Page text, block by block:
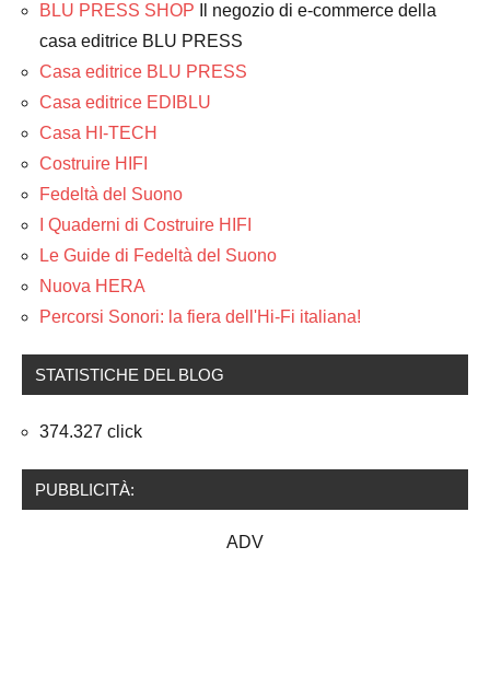
BLU PRESS SHOP Il negozio di e-commerce della
casa editrice BLU PRESS
Casa editrice BLU PRESS
Casa editrice EDIBLU
Casa HI-TECH
Costruire HIFI
Fedeltà del Suono
I Quaderni di Costruire HIFI
Le Guide di Fedeltà del Suono
Nuova HERA
Percorsi Sonori: la fiera dell'Hi-Fi italiana!
STATISTICHE DEL BLOG
374.327 click
PUBBLICITÀ:
ADV